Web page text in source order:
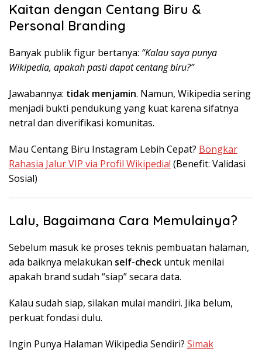
Kaitan dengan Centang Biru &
Personal Branding
Banyak publik figur bertanya: “Kalau saya punya
Wikipedia, apakah pasti dapat centang biru?”
Jawabannya: tidak menjamin. Namun, Wikipedia sering
menjadi bukti pendukung yang kuat karena sifatnya
netral dan diverifikasi komunitas.
Mau Centang Biru Instagram Lebih Cepat? Bongkar
Rahasia Jalur VIP via Profil Wikipedia! (Benefit: Validasi
Sosial)
Lalu, Bagaimana Cara Memulainya?
Sebelum masuk ke proses teknis pembuatan halaman,
ada baiknya melakukan self-check untuk menilai
apakah brand sudah “siap” secara data.
Kalau sudah siap, silakan mulai mandiri. Jika belum,
perkuat fondasi dulu.
Ingin Punya Halaman Wikipedia Sendiri? Simak